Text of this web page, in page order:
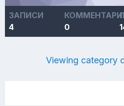
ЗАПИСИ
4 0
Viewing category